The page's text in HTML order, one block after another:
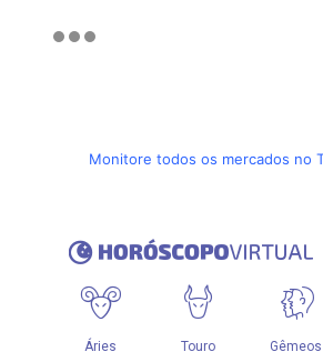
Monitore todos os mercados no